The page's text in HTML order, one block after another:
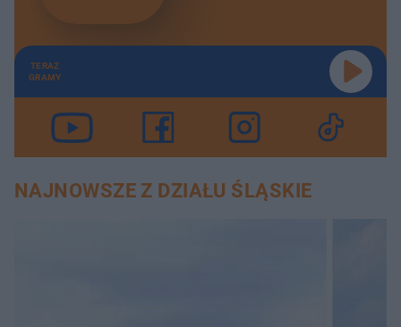
TERAZ
GRAMY
NAJNOWSZE Z DZIAŁU ŚLĄSKIE